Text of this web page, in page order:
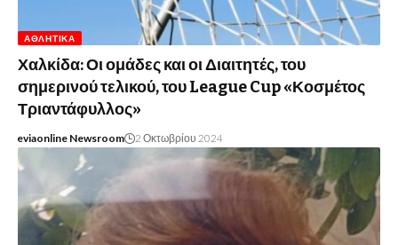
ΑΘΛΗΤΙΚΆ
Χαλκίδα: Οι ομάδες και οι Διαιτητές, του
σημερινού τελικού, του League Cup «Κοσμέτος
Τριαντάφυλλος»
eviaonline Newsroom 2 Οκτωβρίου 2024